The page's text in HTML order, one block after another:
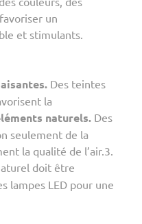
un
et stimulants.
Des teintes
la
naturels. Des
seulement de la
la qualité de l’air.3.
doit être
lampes LED pour une